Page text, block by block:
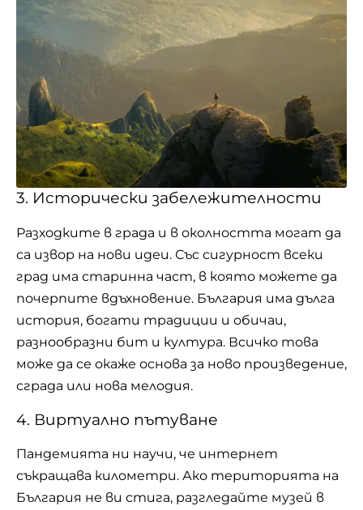
3. Исторически забележителности
Разходките в града и в околността могат да
са извор на нови идеи. Със сигурност всеки
град има старинна част, в която можете да
почерпите вдъхновение. България има дълга
история, богати традиции и обичаи,
разнообразни бит и култура. Всичко това
може да се окаже основа за ново произведение,
сграда или нова мелодия.
4. Виртуално пътуване
Пандемията ни научи, че интернет
съкращава километри. Ако територията на
България не ви стига, разгледайте музей в